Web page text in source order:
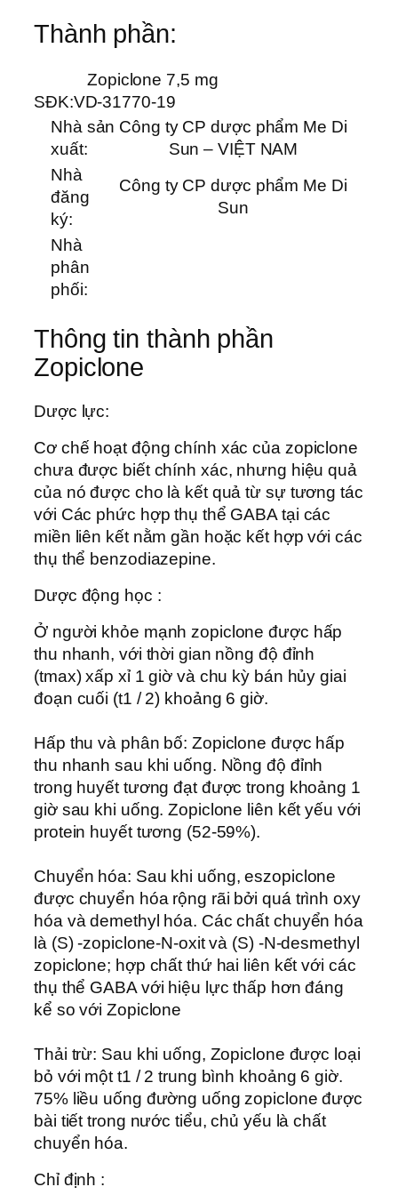
Thành phần:
Zopiclone 7,5 mg
SĐK:VD-31770-19
Nhà sản
xuất:
Công ty CP dược phẩm Me Di
Sun – VIỆT NAM
Nhà
đăng
ký:
Công ty CP dược phẩm Me Di
Sun
Nhà
phân
phối:
Thông tin thành phần
Zopiclone
Dược lực:
Cơ chế hoạt động chính xác của zopiclone
chưa được biết chính xác, nhưng hiệu quả
của nó được cho là kết quả từ sự tương tác
với Các phức hợp thụ thể GABA tại các
miền liên kết nằm gần hoặc kết hợp với các
thụ thể benzodiazepine.
Dược động học :
Ở người khỏe mạnh zopiclone được hấp
thu nhanh, với thời gian nồng độ đỉnh
(tmax) xấp xỉ 1 giờ và chu kỳ bán hủy giai
đoạn cuối (t1 / 2) khoảng 6 giờ.
Hấp thu và phân bố: Zopiclone được hấp
thu nhanh sau khi uống. Nồng độ đỉnh
trong huyết tương đạt được trong khoảng 1
giờ sau khi uống. Zopiclone liên kết yếu với
protein huyết tương (52-59%).
Chuyển hóa: Sau khi uống, eszopiclone
được chuyển hóa rộng rãi bởi quá trình oxy
hóa và demethyl hóa. Các chất chuyển hóa
là (S) -zopiclone-N-oxit và (S) -N-desmethyl
zopiclone; hợp chất thứ hai liên kết với các
thụ thể GABA với hiệu lực thấp hơn đáng
kể so với Zopiclone
Thải trừ: Sau khi uống, Zopiclone được loại
bỏ với một t1 / 2 trung bình khoảng 6 giờ.
75% liều uống đường uống zopiclone được
bài tiết trong nước tiểu, chủ yếu là chất
chuyển hóa.
Chỉ định :